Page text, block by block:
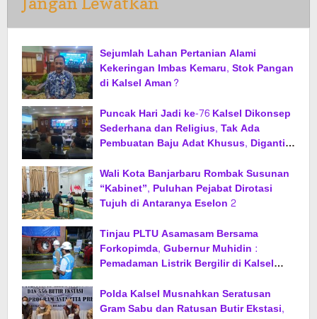
Sejumlah Lahan Pertanian Alami
Kekeringan Imbas Kemaru, Stok Pangan
di Kalsel Aman?
Puncak Hari Jadi ke-76 Kalsel Dikonsep
Sederhana dan Religius, Tak Ada
Pembuatan Baju Adat Khusus, Diganti
Wali Kota Banjarbaru Rombak Susunan
“Kabinet”, Puluhan Pejabat Dirotasi
Tujuh di Antaranya Eselon 2
Tinjau PLTU Asamasam Bersama
Forkopimda, Gubernur Muhidin :
Pemadaman Listrik Bergilir di Kalsel
Polda Kalsel Musnahkan Seratusan
Gram Sabu dan Ratusan Butir Ekstasi,